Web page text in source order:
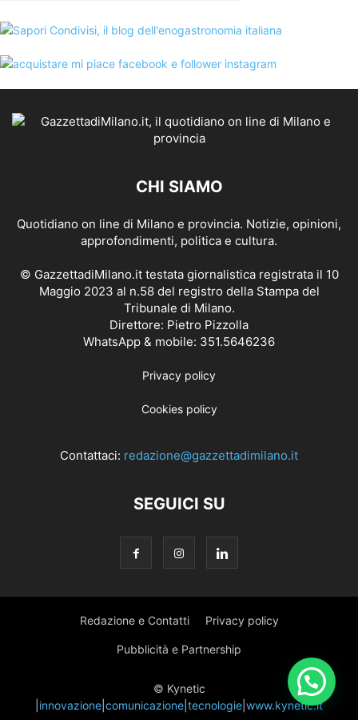
CHI SIAMO
Quotidiano on line di Milano e provincia. Notizie, opinioni,
approfondimenti, politica e cultura.
© GazzettadiMilano.it testata giornalistica registrata il 10
Maggio 2023 al n.58 del registro della Stampa del
Tribunale di Milano.
Direttore: Pietro Pizzolla
WhatsApp & mobile: 351.5646236
Privacy policy
Cookies policy
Contattaci: redazione@gazzettadimilano.it
SEGUICI SU
Redazione e Contatti Privacy policy
Pubblicità e Partnership
© Kynetic
innovazione comunicazione tecnologie www.kynetic.it